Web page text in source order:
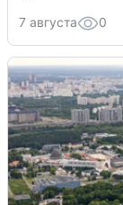
7 августа 0